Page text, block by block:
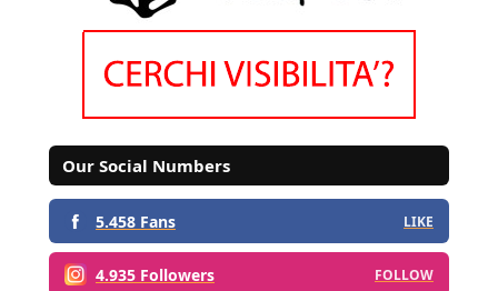
Our Social Numbers
5.458 Fans LIKE
4.935 Followers FOLLOW